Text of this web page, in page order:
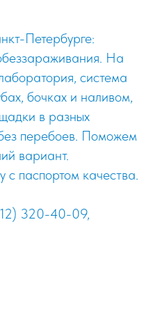
Петербурге:
На
система
бочках и наливом,
в разных
перебоев. Поможем
вариант.
с паспортом качества.
320-40-09,